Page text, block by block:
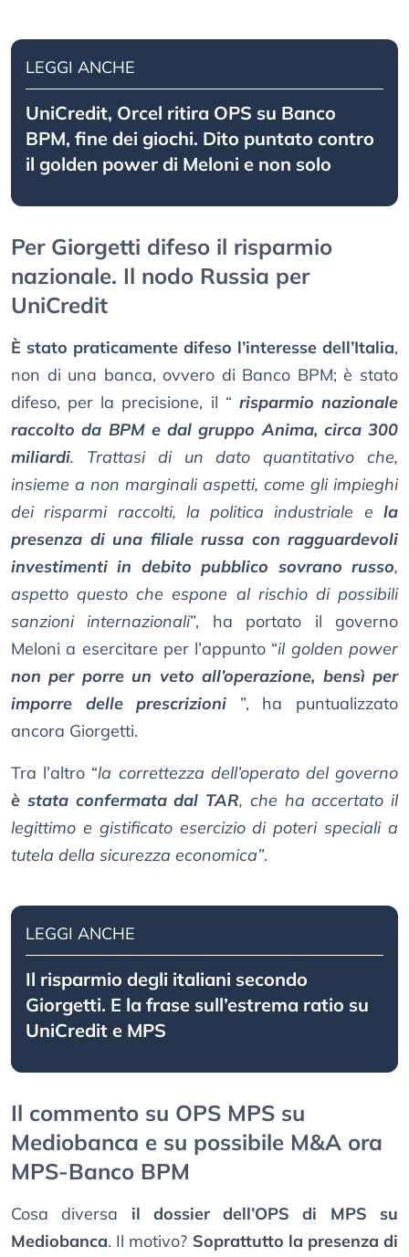
LEGGI ANCHE
UniCredit, Orcel ritira OPS su Banco
BPM, fine dei giochi. Dito puntato contro
il golden power di Meloni e non solo
Per Giorgetti difeso il risparmio
nazionale. Il nodo Russia per
UniCredit
È stato praticamente difeso l’interesse dell’Italia,
non di una banca, ovvero di Banco BPM; è stato
difeso, per la precisione, il “ risparmio nazionale
raccolto da BPM e dal gruppo Anima, circa 300
miliardi. Trattasi di un dato quantitativo che,
insieme a non marginali aspetti, come gli impieghi
dei risparmi raccolti, la politica industriale e la
presenza di una filiale russa con ragguardevoli
investimenti in debito pubblico sovrano russo,
aspetto questo che espone al rischio di possibili
sanzioni internazionali”, ha portato il governo
Meloni a esercitare per l’appunto “il golden power
non per porre un veto all’operazione, bensì per
imporre delle prescrizioni
”, ha puntualizzato
ancora Giorgetti.
Tra l’altro “la correttezza dell’operato del governo
è stata confermata dal TAR, che ha accertato il
legittimo e gistificato esercizio di poteri speciali a
tutela della sicurezza economica”.
LEGGI ANCHE
Il risparmio degli italiani secondo
Giorgetti. E la frase sull’estrema ratio su
UniCredit e MPS
Il commento su OPS MPS su
Mediobanca e su possibile M&A ora
MPS-Banco BPM
Cosa diversa il dossier dell’OPS di MPS su
Mediobanca. Il motivo? Soprattutto la presenza di